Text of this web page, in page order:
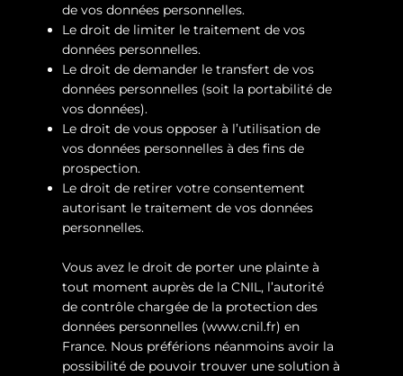
de vos données personnelles.
Le droit de limiter le traitement de vos
données personnelles.
Le droit de demander le transfert de vos
données personnelles (soit la portabilité de
vos données).
Le droit de vous opposer à l’utilisation de
vos données personnelles à des fins de
prospection.
Le droit de retirer votre consentement
autorisant le traitement de vos données
personnelles.
Vous avez le droit de porter une plainte à
tout moment auprès de la CNIL, l’autorité
de contrôle chargée de la protection des
données personnelles (www.cnil.fr) en
France. Nous préférions néanmoins avoir la
possibilité de pouvoir trouver une solution à